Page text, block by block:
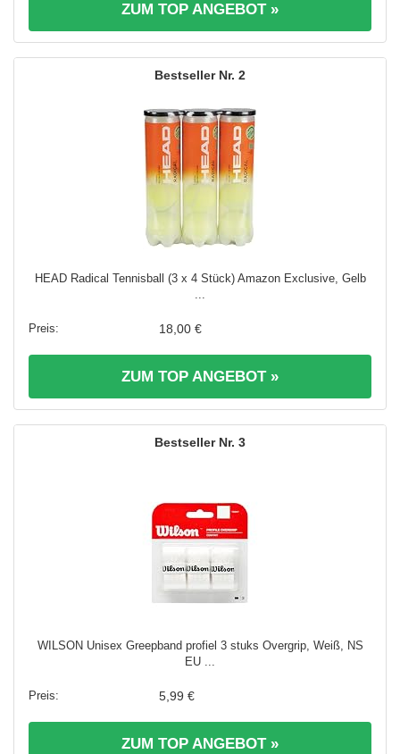
ZUM TOP ANGEBOT »
2
HEAD Radical Tennisball (3 x 4 Stück) Amazon Exclusive, Gelb
...
18,00 €
ZUM TOP ANGEBOT »
3
WILSON Unisex Greepband profiel 3 stuks Overgrip, Weiß, NS
EU ...
5,99 €
ZUM TOP ANGEBOT »